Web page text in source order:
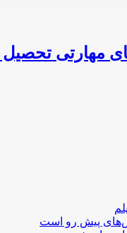
پیش رو است